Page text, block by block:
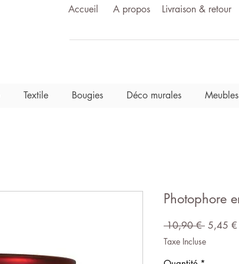
Accueil A propos Livraison & retour
Textile Bougies Déco murales Meubles
Photophore
10,90 € Prix
5,45 €
Taxe Incluse